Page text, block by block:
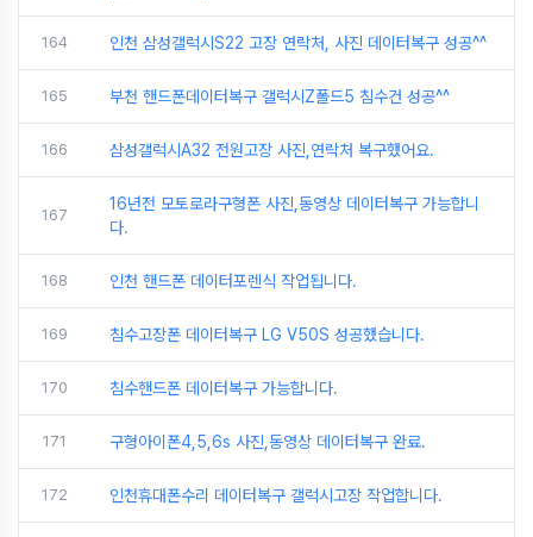
164 인천 삼성갤럭시S22 고장 연락처, 사진 데이터복구 성공^^
165 부천 핸드폰데이터복구 갤럭시Z폴드5 침수건 성공^^
166 삼성갤럭시A32 전원고장 사진,연락처 복구했어요.
167
16년전 모토로라구형폰 사진,동영상 데이터복구 가능합니
다.
168 인천 핸드폰 데이터포렌식 작업됩니다.
169 침수고장폰 데이터복구 LG V50S 성공했습니다.
170 침수핸드폰 데이터복구 가능합니다.
171 구형아이폰4,5,6s 사진,동영상 데이터복구 완료.
172 인천휴대폰수리 데이터복구 갤럭시고장 작업합니다.